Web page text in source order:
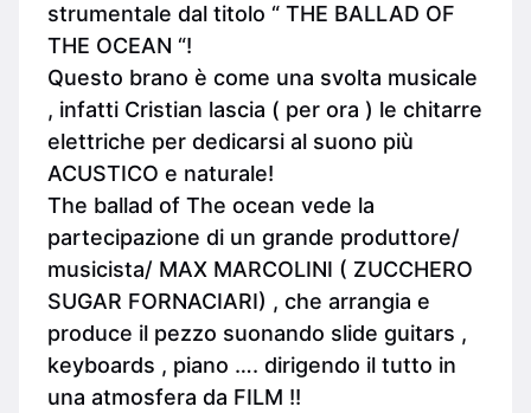
strumentale dal titolo “ THE BALLAD OF
THE OCEAN “!
Questo brano è come una svolta musicale
, infatti Cristian lascia ( per ora ) le chitarre
elettriche per dedicarsi al suono più
ACUSTICO e naturale!
The ballad of The ocean vede la
partecipazione di un grande produttore/
musicista/ MAX MARCOLINI ( ZUCCHERO
SUGAR FORNACIARI) , che arrangia e
produce il pezzo suonando slide guitars ,
keyboards , piano …. dirigendo il tutto in
una atmosfera da FILM !!